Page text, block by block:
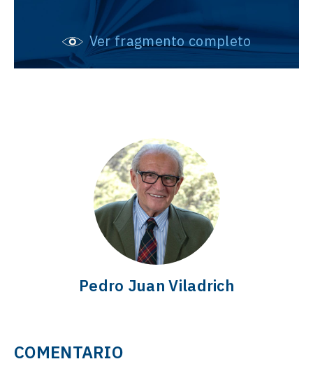
Ver fragmento completo
Pedro Juan Viladrich
COMENTARIO